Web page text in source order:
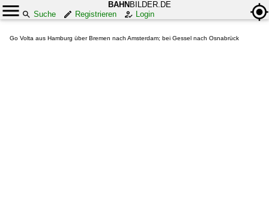
BAHN BILDER.DE
Suche
Registrieren Login
Go Volta aus Hamburg über Bremen nach Amsterdam; bei Gessel nach Osnabrück